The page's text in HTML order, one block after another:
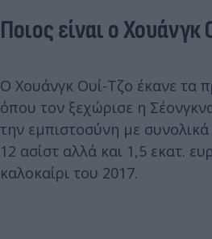
Ποιος είναι ο Χουάνγκ
Ο Χουάνγκ Ουί-Τζο έκανε τα
όπου τον ξεχώρισε η
την εμπιστοσύνη με
12 ασίστ αλλά και 1,5 εκατ.
καλοκαίρι του 2017.